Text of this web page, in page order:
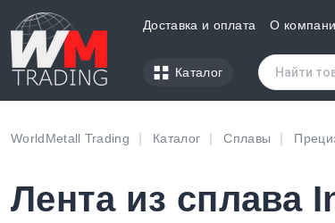
Доставка и оплата О
Каталог
WorldMetall Trading Каталог Сплавы
Лента из сплава